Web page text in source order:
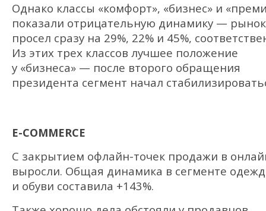
Однако классы «комфорт», «бизнес» и
показали отрицательную динамику — рынок
просел сразу на 29%, 22% и 45%,
Из этих трех классов лучшее положение
у «бизнеса» — после второго обращения
президента сегмент начал
E-COMMERCE
С закрытием офлайн-точек продажи в
выросли. Общая динамика в сегменте
и обуви составила +143%.